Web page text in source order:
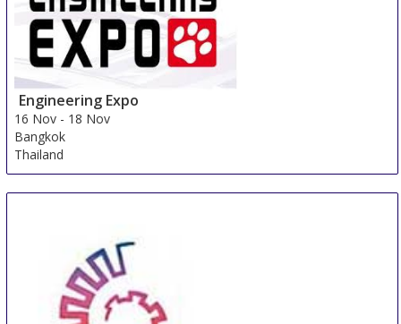
Engineering Expo
16 Nov - 18 Nov
Bangkok
Thailand